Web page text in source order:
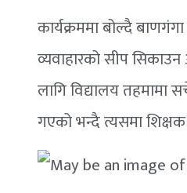
कार्यक्रममा बोल्दै
व्यवाहारको सीप
लागि विद्यालय तहमामा
गएको भन्दै त्यसमा